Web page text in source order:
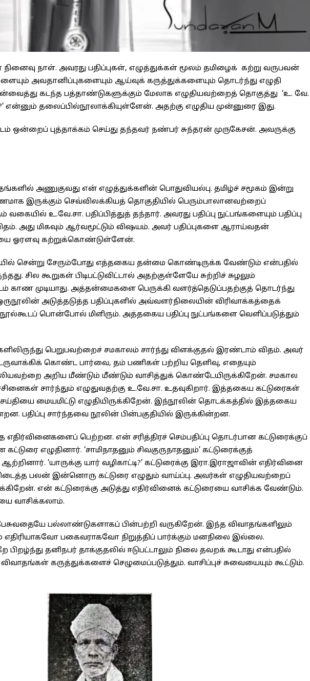
நினைவு நாள். அவரது பதிப்புகள், எழுத்துக்கள் மூலம் தமிழைக் கற்று வருபவன்
அவதானிப்புகளையும் ஆய்வுக் கருத்துக்களையும் தொடர்ந்து எழுதி
கடந்த பத்தாண்டுகளுக்கும் மேலாக எழுதியவற்றைத் தொகுத்து ‘உ. வே.
என்னும் தலைப்பில்நூலாக்கியுள்ளேன். அதற்கு எழுதிய முன்னுரை இது.
ஒன்றைப் புத்தாக்கம் செய்து தந்தவர் நண்பர் சுந்தரன் முருகேசன். அவருக்கு
அணுகுவது என் எழுத்துக்களின் பொதுவியல்பு. தமிழ்ச் சமூகம் இன்று
இருக்கும் செவ்விலக்கியத் தொகுதியில் பெரும்பாலானவற்றைப்
உ.வே.சா. பதிப்பித்துத் தந்தார். அவரது பதிப்பு நுட்பங்களையும் பதிப்பு
அது மிகவும் ஆர்வமூட்டும் விஷயம். அவர் பதிப்புகளை ஆராய்வதன்
ஓரளவு கற்றுக்கொண்டுள்ளேன்.
சென்று சேரும்போது எத்தகைய தன்மை கொண்டிருக்க வேண்டும் என்பதில்
சில கூறுகள் பிடிபட்டுவிட்டால் அதற்குள்ளேயே சுற்றிச் சுழலும்
காண முடியாது. அத்தன்மைகளை பெருக்கி வளர்த்தெடுப்பதற்குத் தொடர்ந்து
அடுத்தடுத்த பதிப்புகளில் அவ்வளர்நிலையின் விரிவாக்கத்தைக்
பொன்போல் மிளிரும். அத்தகைய பதிப்பு நுட்பங்களை வெளிப்படுத்தும்
பெறுபவற்றைச் சமகாலம் சார்ந்து விளக்குதல் இரண்டாம் விதம். அவர்
கொண்ட பார்வை, தம் பணிகள் பற்றிய தெளிவு, எதையும்
அறிய மீண்டும் மீண்டும் வாசித்துக் கொண்டேயிருக்கிறேன். சமகால
சார்ந்தும் எழுதுவதற்கு உ.வே.சா. உதவுகிறார். இத்தகைய கட்டுரைகள்
மையமிட்டு எழுதியிருக்கிறேன். இந்நூலின் தொடக்கத்தில் இத்தகைய
பதிப்பு சார்ந்தவை நூலின் பின்பகுதியில் இருக்கின்றன.
பெற்றன. என் சரித்திரச் செம்பதிப்பு தொடர்பான கட்டுரைக்குப்
எழுதினார். ‘சாமிநாதனும் சிவகுருநாதனும்’ கட்டுரைக்குத்
‘யாருக்கு யார் வழிகாட்டி?’ கட்டுரைக்கு இரா.இராஜாவின் எதிர்வினை
பலன் இன்னொரு கட்டுரை எழுதும் வாய்ப்பு. அவர்கள் எழுதியவற்றைப்
என் கட்டுரைக்கு அடுத்து எதிர்வினைக் கட்டுரையை வாசிக்க வேண்டும்.
வாசிக்கலாம்.
பேசுவதையே பல்லாண்டுகளாகப் பின்பற்றி வருகிறேன். இந்த விவாதங்களிலும்
பகைவராகவோ நிறுத்திப் பார்க்கும் மனநிலை இல்லை.
தனிநபர் தாக்குதலில் ஈடுபட்டாலும் நிலை தவறக் கூடாது என்பதில்
கருத்துக்களைச் செழுமைப்படுத்தும். வாசிப்புச் சுவையையும் கூட்டும்.